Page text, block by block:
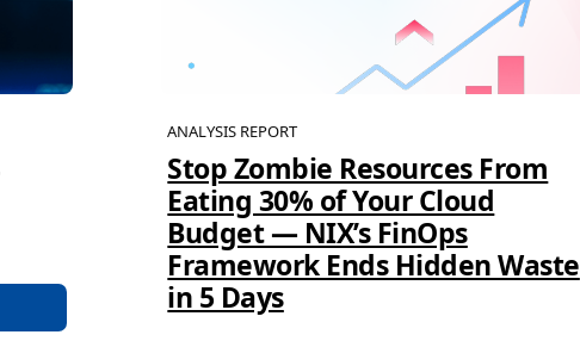
ANALYSIS REPORT
Stop Zombie Resources From
Eating 30% of Your Cloud
Budget — NIX’s FinOps
Framework Ends Hidden Waste
in 5 Days